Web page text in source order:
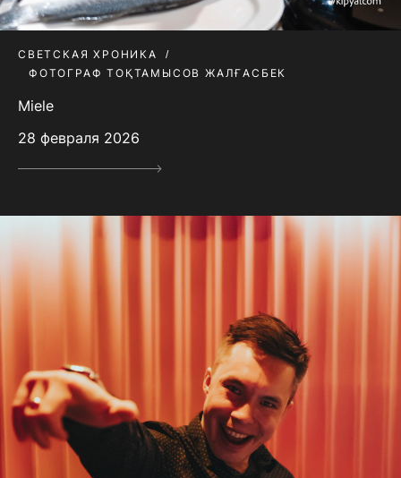
СВЕТСКАЯ ХРОНИКА
ФОТОГРАФ ТОҚТАМЫСОВ ЖАЛҒАСБЕК
Miele
28 февраля 2026